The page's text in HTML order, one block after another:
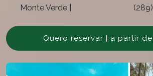
Monte Verde (289)
Quero reservar | a partir de